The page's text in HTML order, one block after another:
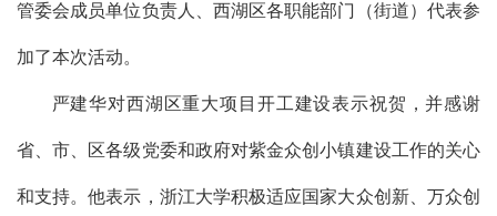
管委会成员单位负责人、西湖区各职能部门（街道）代表参
加了本次活动。
严建华对西湖区重大项目开工建设表示祝贺，并感谢
省、市、区各级党委和政府对紫金众创小镇建设工作的关心
和支持。他表示，浙江大学积极适应国家大众创新、万众创